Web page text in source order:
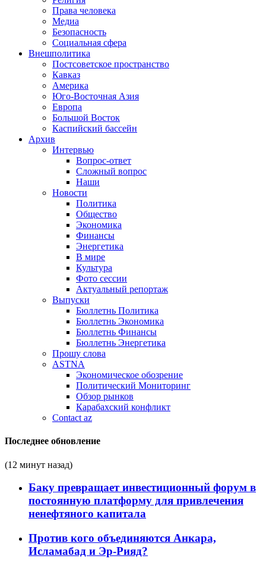
Права человека
Медиа
Безопасность
Социальная сфера
Внешполитика
Постсоветское пространство
Кавказ
Америка
Юго-Восточная Азия
Европа
Большой Восток
Каспийский бассейн
Архив
Интервью
Вопрос-ответ
Сложный вопрос
Наши
Новости
Политика
Общество
Экономика
Финансы
Энергетика
В мире
Культура
Фото сессии
Актуальный репортаж
Выпуски
Бюллетнь Политика
Бюллетнь Экономика
Бюллетнь Финансы
Бюллетнь Энергетика
Прошу слова
ASTNA
Экономическое обозрение
Политический Мониторинг
Обзор рынков
Карабахский конфликт
Contact az
Последнее обновление
(12 минут назад)
Баку превращает инвестиционный форум в
постоянную платформу для привлечения
ненефтяного капитала
Против кого объединяются Анкара,
Исламабад и Эр-Рияд?